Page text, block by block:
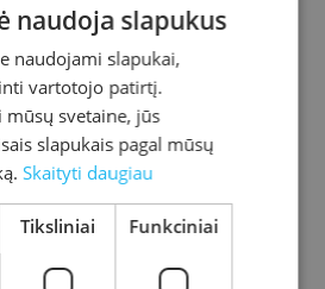
metinėms
M. Valančiaus viešoji
erdvė
g. 1B, Kretinga
naudoja slapukus
naudojami slapukai,
vartotojo patirtį.
mūsų svetaine, jūs
slapukais pagal mūsų
Skaityti daugiau
Tiksliniai Funkciniai